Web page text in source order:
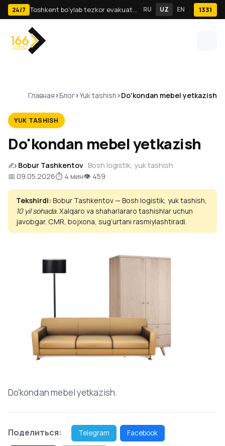
24/7 Toshkent bo‘ylab tezkor evakuator va yuk tashish · 24/7 RU UZ EN 1331
Главная Блог Yuk tashish Do'kondan mebel yetkazish
YUK TASHISH
Do'kondan mebel yetkazish
✍️ Bobur Tashkentov · Bosh logistik, yuk tashish
📅 09.05.2026⏱ 4 мин👁 459
Tekshirdi: Bobur Tashkentov — Bosh logistik, yuk tashish,
10 yil sohada. Xalqaro va shaharlararo tashishlar uchun
javobgar. CMR, bojxona, sug‘urtani rasmiylashtiradi.
Do'kondan mebel yetkazish.
Поделиться: Telegram Facebook